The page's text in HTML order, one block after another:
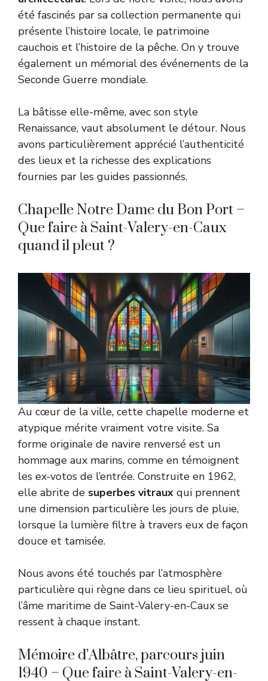
été fascinés par sa collection permanente qui
présente l’histoire locale, le patrimoine
cauchois et l’histoire de la pêche. On y trouve
également un mémorial des événements de la
Seconde Guerre mondiale.
La bâtisse elle-même, avec son style
Renaissance, vaut absolument le détour. Nous
avons particulièrement apprécié l’authenticité
des lieux et la richesse des explications
fournies par les guides passionnés.
Chapelle Notre Dame du Bon Port –
Que faire à Saint-Valery-en-Caux
quand il pleut ?
Au cœur de la ville, cette chapelle moderne et
atypique mérite vraiment votre visite. Sa
forme originale de navire renversé est un
hommage aux marins, comme en témoignent
les ex-votos de l’entrée. Construite en 1962,
elle abrite de superbes vitraux qui prennent
une dimension particulière les jours de pluie,
lorsque la lumière filtre à travers eux de façon
douce et tamisée.
Nous avons été touchés par l’atmosphère
particulière qui règne dans ce lieu spirituel, où
l’âme maritime de Saint-Valery-en-Caux se
ressent à chaque instant.
Mémoire d’Albâtre, parcours juin
1940 – Que faire à Saint-Valery-en-